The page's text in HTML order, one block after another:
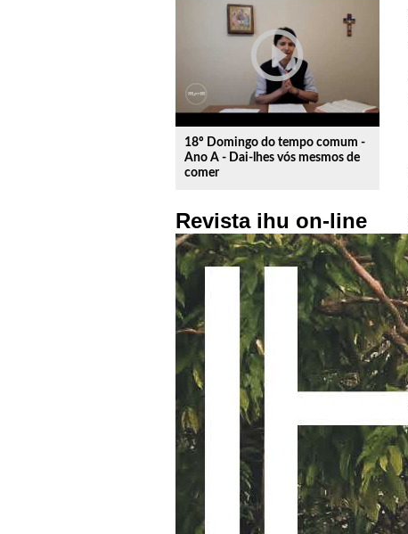
play_circle_outline
18º Domingo do tempo comum -
Ano A - Dai-lhes vós mesmos de
comer
Revista ihu on-line